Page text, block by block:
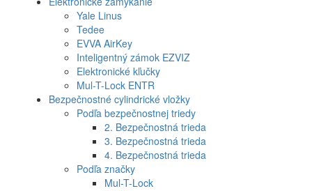
Yale Linus
Tedee
EVVA AirKey
Inteligentný zámok EZVIZ
Elektronické kľučky
Mul-T-Lock ENTR
Bezpečnostné cylindrické vložky
Podľa bezpečnostnej triedy
2. Bezpečnostná trieda
3. Bezpečnostná trieda
4. Bezpečnostná trieda
Podľa značky
Mul-T-Lock